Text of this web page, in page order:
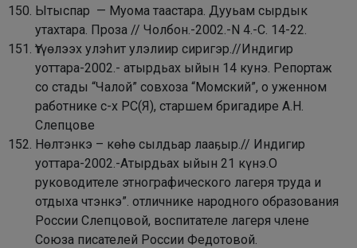
Ытыспар — Муома таастара. Дууьам сырдык
утахтара. Проза // Чолбон.-2002.-N 4.-С. 14-22.
Үтүөлээх улэһит улэлиир сиригэр.//Индигир
уоттара-2002.- атырдьах ыйын 14 кунэ. Репортаж
со стады “Чалой” совхоза “Момский”, о уженном
работнике с-х РС(Я), старшем бригадире А.Н.
Слепцове
Нөлтэнкэ – көһө сылдьар лааҕыр.// Индигир
уоттара-2002.-Атырдьах ыйын 21 күнэ.О
руководителе этнографического лагеря труда и
отдыха чтэнкэ”. отличнике народного образования
России Слепцовой, воспитателе лагеря члене
Союза писателей России Федотовой.